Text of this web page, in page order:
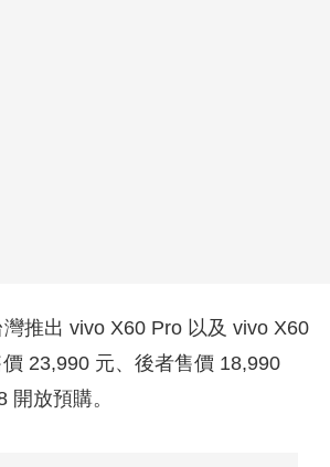
推出 vivo X60 Pro 以及 vivo X60
23,990 元、後者售價 18,990
開放預購。